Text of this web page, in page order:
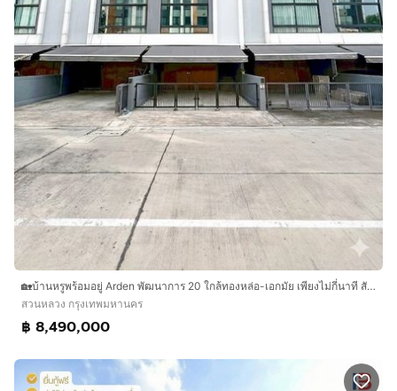
🏡บ้านหรูพร้อมอยู่ Arden พัฒนาการ 20 ใกล้ทองหล่อ-เอกมัย เพียงไม่กี่นาที สังคมพรีเมียม สิ่งอำนวยความสะดวกครบครัน
สวนหลวง กรุงเทพมหานคร
฿ 8,490,000